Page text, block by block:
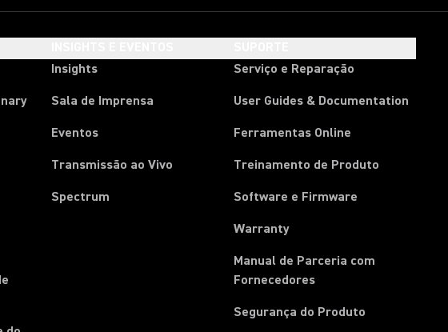
Insights
Sala de Imprensa
Eventos
Transmissão ao Vivo
Spectrum
Serviço e Reparação
User Guides & Documentation
Ferramentas Online
Treinamento de Produto
Software e Firmware
Warranty
Manual de Parceria com
Fornecedores(Opens in a new tab)
Segurança do Produto